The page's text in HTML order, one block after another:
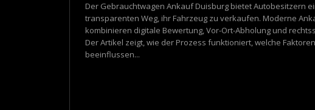
Der Gebrauchtwagen Ankauf Duisburg bietet Autobesitzern
transparenten Weg, ihr Fahrzeug zu verkaufen. Moderne
kombinieren digitale Bewertung, Vor-Ort-Abholung und
Der Artikel zeigt, wie der Prozess funktioniert, welche
beeinflussen...